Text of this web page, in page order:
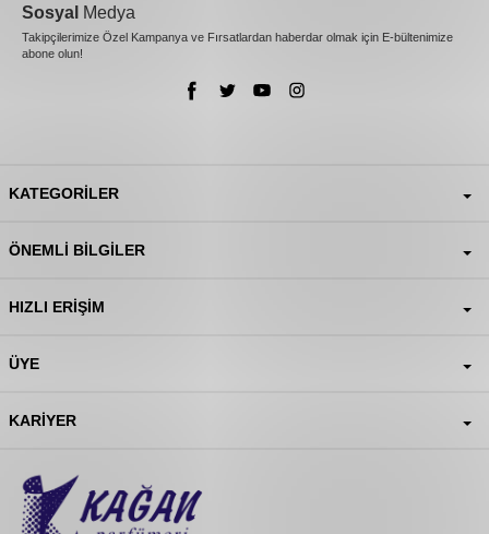
Sosyal Medya
Takipçilerimize Özel Kampanya ve Fırsatlardan haberdar olmak için E-bültenimize
abone olun!
KATEGORILER
ÖNEMLI BILGILER
HIZLI ERIŞIM
ÜYE
KARIYER